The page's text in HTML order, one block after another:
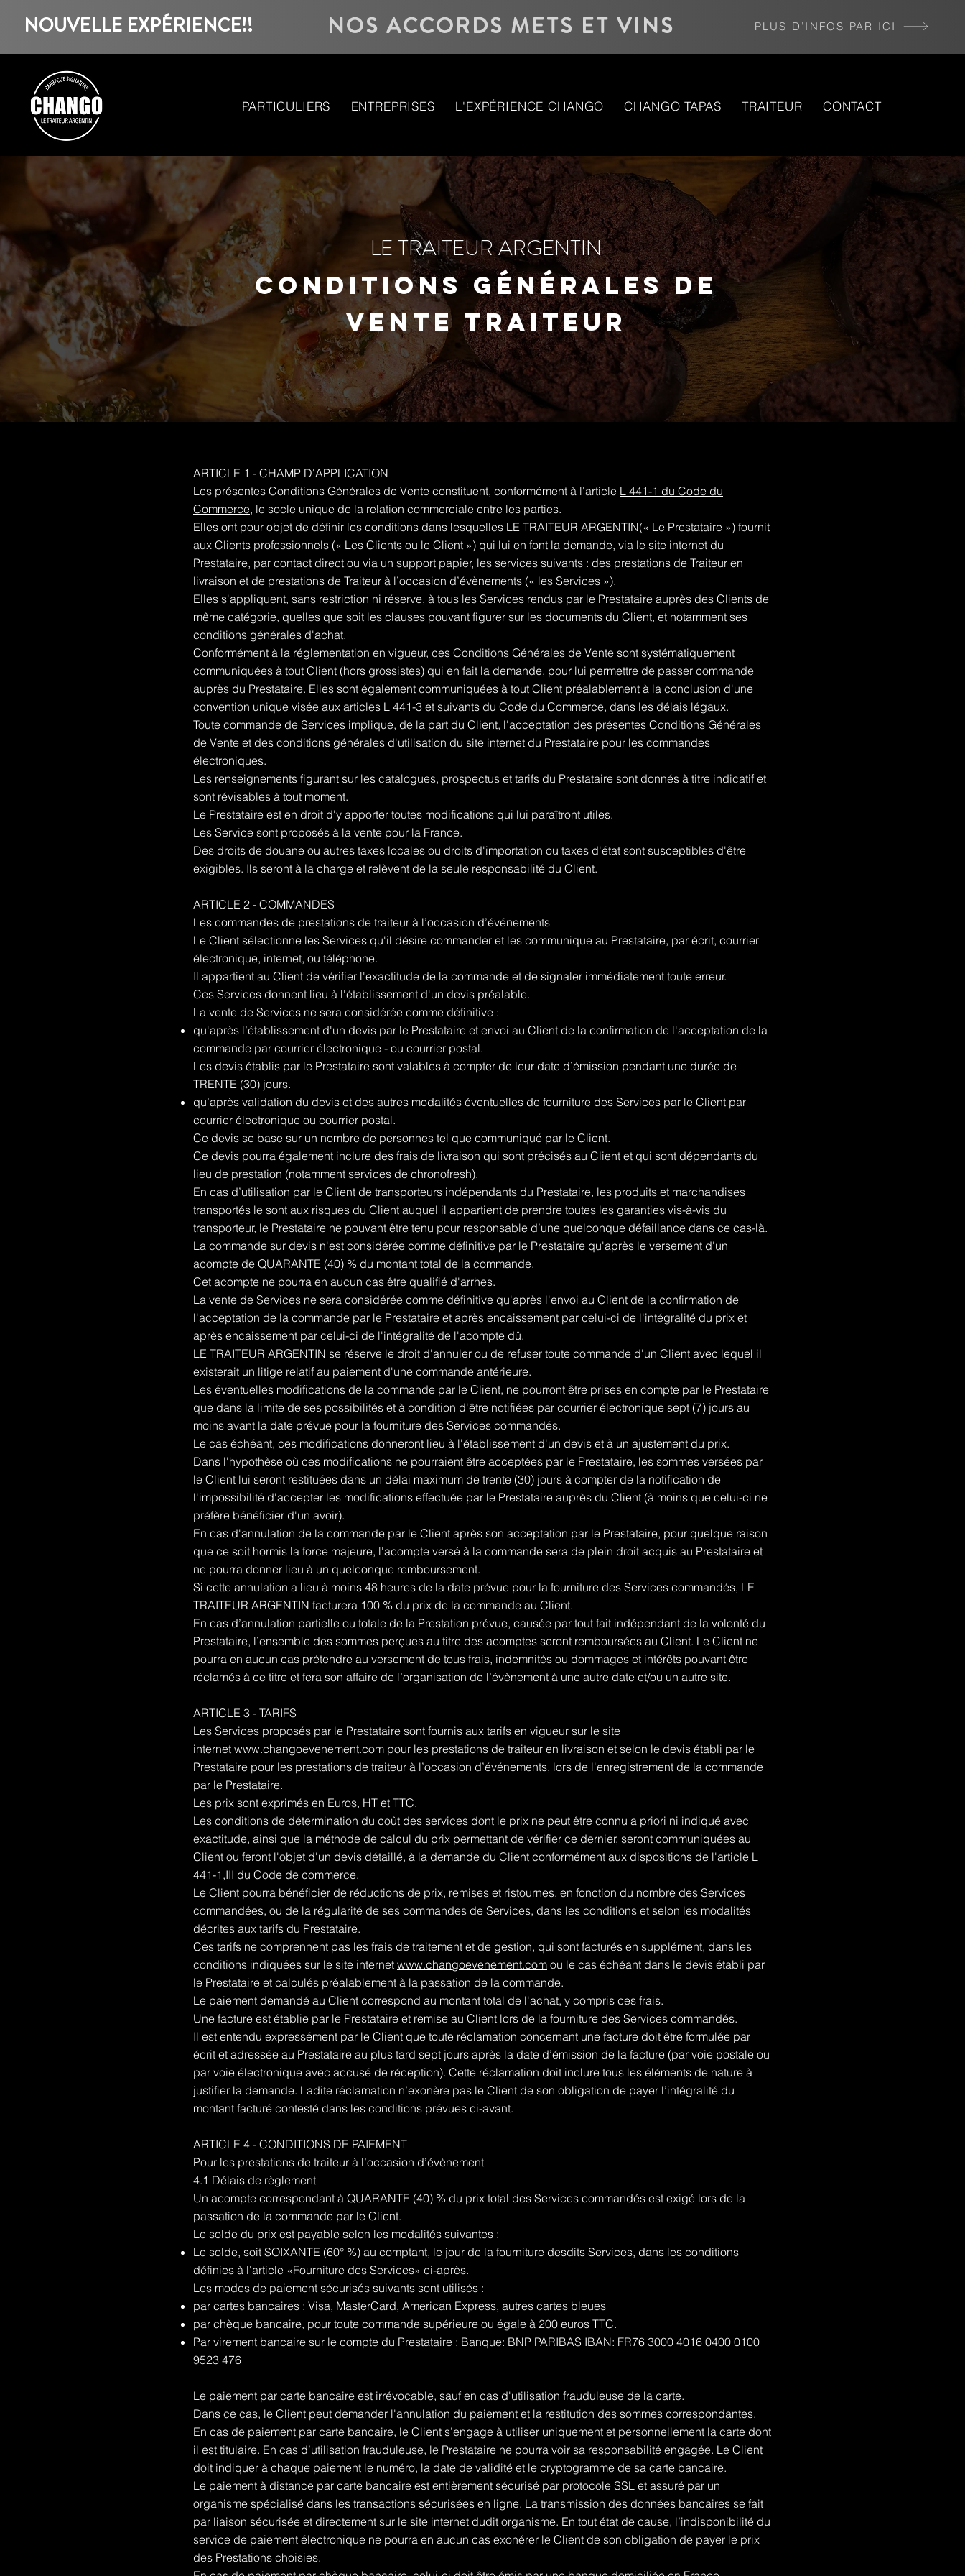
NOS ACCORDS METS ET VINS PLUS D’INFOS PAR ICI
NOUVELLE EXPÉRIENCE!!
PARTICULIERS ENTREPRISES L'EXPÉRIENCE CHANGO CHANGO TAPAS TRAITEUR CONTACT
LE TRAITEUR ARGENTIN
Conditions générales de
vente traiteur
ARTICLE 1 - CHAMP D'APPLICATION
Les présentes Conditions Générales de Vente constituent, conformément à l'article L 441-1 du Code du
Commerce, le socle unique de la relation commerciale entre les parties.
Elles ont pour objet de définir les conditions dans lesquelles LE TRAITEUR ARGENTIN(« Le Prestataire ») fournit
aux Clients professionnels (« Les Clients ou le Client ») qui lui en font la demande, via le site internet du
Prestataire, par contact direct ou via un support papier, les services suivants : des prestations de Traiteur en
livraison et de prestations de Traiteur à l’occasion d’évènements (« les Services »).
Elles s'appliquent, sans restriction ni réserve, à tous les Services rendus par le Prestataire auprès des Clients de
même catégorie, quelles que soit les clauses pouvant figurer sur les documents du Client, et notamment ses
conditions générales d'achat.
Conformément à la réglementation en vigueur, ces Conditions Générales de Vente sont systématiquement
communiquées à tout Client (hors grossistes) qui en fait la demande, pour lui permettre de passer commande
auprès du Prestataire. Elles sont également communiquées à tout Client préalablement à la conclusion d'une
convention unique visée aux articles L 441-3 et suivants du Code du Commerce, dans les délais légaux.
Toute commande de Services implique, de la part du Client, l'acceptation des présentes Conditions Générales
de Vente et des conditions générales d'utilisation du site internet du Prestataire pour les commandes
électroniques.
Les renseignements figurant sur les catalogues, prospectus et tarifs du Prestataire sont donnés à titre indicatif et
sont révisables à tout moment.
Le Prestataire est en droit d'y apporter toutes modifications qui lui paraîtront utiles.
Les Service sont proposés à la vente pour la France.
Des droits de douane ou autres taxes locales ou droits d'importation ou taxes d'état sont susceptibles d'être
exigibles. Ils seront à la charge et relèvent de la seule responsabilité du Client.
ARTICLE 2 - COMMANDES
Les commandes de prestations de traiteur à l’occasion d’événements
Le Client sélectionne les Services qu'il désire commander et les communique au Prestataire, par écrit, courrier
électronique, internet, ou téléphone.
Il appartient au Client de vérifier l'exactitude de la commande et de signaler immédiatement toute erreur.
Ces Services donnent lieu à l'établissement d'un devis préalable.
La vente de Services ne sera considérée comme définitive :
qu'après l’établissement d'un devis par le Prestataire et envoi au Client de la confirmation de l'acceptation de la
commande par courrier électronique - ou courrier postal.
Les devis établis par le Prestataire sont valables à compter de leur date d’émission pendant une durée de
TRENTE (30) jours.
qu’après validation du devis et des autres modalités éventuelles de fourniture des Services par le Client par
courrier électronique ou courrier postal.
Ce devis se base sur un nombre de personnes tel que communiqué par le Client.
Ce devis pourra également inclure des frais de livraison qui sont précisés au Client et qui sont dépendants du
lieu de prestation (notamment services de chronofresh).
En cas d’utilisation par le Client de transporteurs indépendants du Prestataire, les produits et marchandises
transportés le sont aux risques du Client auquel il appartient de prendre toutes les garanties vis-à-vis du
transporteur, le Prestataire ne pouvant être tenu pour responsable d’une quelconque défaillance dans ce cas-là.
La commande sur devis n'est considérée comme définitive par le Prestataire qu'après le versement d'un
acompte de QUARANTE (40) % du montant total de la commande.
Cet acompte ne pourra en aucun cas être qualifié d'arrhes.
La vente de Services ne sera considérée comme définitive qu'après l'envoi au Client de la confirmation de
l'acceptation de la commande par le Prestataire et après encaissement par celui-ci de l'intégralité du prix et
après encaissement par celui-ci de l'intégralité de l'acompte dû.
LE TRAITEUR ARGENTIN se réserve le droit d'annuler ou de refuser toute commande d'un Client avec lequel il
existerait un litige relatif au paiement d'une commande antérieure.
Les éventuelles modifications de la commande par le Client, ne pourront être prises en compte par le Prestataire
que dans la limite de ses possibilités et à condition d'être notifiées par courrier électronique sept (7) jours au
moins avant la date prévue pour la fourniture des Services commandés.
Le cas échéant, ces modifications donneront lieu à l'établissement d'un devis et à un ajustement du prix.
Dans l'hypothèse où ces modifications ne pourraient être acceptées par le Prestataire, les sommes versées par
le Client lui seront restituées dans un délai maximum de trente (30) jours à compter de la notification de
l'impossibilité d'accepter les modifications effectuée par le Prestataire auprès du Client (à moins que celui-ci ne
préfère bénéficier d'un avoir).
En cas d'annulation de la commande par le Client après son acceptation par le Prestataire, pour quelque raison
que ce soit hormis la force majeure, l'acompte versé à la commande sera de plein droit acquis au Prestataire et
ne pourra donner lieu à un quelconque remboursement.
Si cette annulation a lieu à moins 48 heures de la date prévue pour la fourniture des Services commandés, LE
TRAITEUR ARGENTIN facturera 100 % du prix de la commande au Client.
En cas d’annulation partielle ou totale de la Prestation prévue, causée par tout fait indépendant de la volonté du
Prestataire, l’ensemble des sommes perçues au titre des acomptes seront remboursées au Client. Le Client ne
pourra en aucun cas prétendre au versement de tous frais, indemnités ou dommages et intérêts pouvant être
réclamés à ce titre et fera son affaire de l’organisation de l’évènement à une autre date et/ou un autre site.
ARTICLE 3 - TARIFS
Les Services proposés par le Prestataire sont fournis aux tarifs en vigueur sur le site
internet www.changoevenement.com pour les prestations de traiteur en livraison et selon le devis établi par le
Prestataire pour les prestations de traiteur à l’occasion d’événements, lors de l'enregistrement de la commande
par le Prestataire.
Les prix sont exprimés en Euros, HT et TTC.
Les conditions de détermination du coût des services dont le prix ne peut être connu a priori ni indiqué avec
exactitude, ainsi que la méthode de calcul du prix permettant de vérifier ce dernier, seront communiquées au
Client ou feront l'objet d'un devis détaillé, à la demande du Client conformément aux dispositions de l'article L
441-1,III du Code de commerce.
Le Client pourra bénéficier de réductions de prix, remises et ristournes, en fonction du nombre des Services
commandées, ou de la régularité de ses commandes de Services, dans les conditions et selon les modalités
décrites aux tarifs du Prestataire.
Ces tarifs ne comprennent pas les frais de traitement et de gestion, qui sont facturés en supplément, dans les
conditions indiquées sur le site internet www.changoevenement.com ou le cas échéant dans le devis établi par
le Prestataire et calculés préalablement à la passation de la commande.
Le paiement demandé au Client correspond au montant total de l'achat, y compris ces frais.
Une facture est établie par le Prestataire et remise au Client lors de la fourniture des Services commandés.
Il est entendu expressément par le Client que toute réclamation concernant une facture doit être formulée par
écrit et adressée au Prestataire au plus tard sept jours après la date d’émission de la facture (par voie postale ou
par voie électronique avec accusé de réception). Cette réclamation doit inclure tous les éléments de nature à
justifier la demande. Ladite réclamation n’exonère pas le Client de son obligation de payer l’intégralité du
montant facturé contesté dans les conditions prévues ci-avant.
ARTICLE 4 - CONDITIONS DE PAIEMENT
Pour les prestations de traiteur à l’occasion d’évènement
4.1 Délais de règlement
Un acompte correspondant à QUARANTE (40) % du prix total des Services commandés est exigé lors de la
passation de la commande par le Client.
Le solde du prix est payable selon les modalités suivantes :
Le solde, soit SOIXANTE (60° %) au comptant, le jour de la fourniture desdits Services, dans les conditions
définies à l'article «Fourniture des Services» ci-après.
Les modes de paiement sécurisés suivants sont utilisés :
par cartes bancaires : Visa, MasterCard, American Express, autres cartes bleues
par chèque bancaire, pour toute commande supérieure ou égale à 200 euros TTC.
Par virement bancaire sur le compte du Prestataire : Banque: BNP PARIBAS IBAN: FR76 3000 4016 0400 0100
9523 476
Le paiement par carte bancaire est irrévocable, sauf en cas d'utilisation frauduleuse de la carte.
Dans ce cas, le Client peut demander l'annulation du paiement et la restitution des sommes correspondantes.
En cas de paiement par carte bancaire, le Client s’engage à utiliser uniquement et personnellement la carte dont
il est titulaire. En cas d’utilisation frauduleuse, le Prestataire ne pourra voir sa responsabilité engagée. Le Client
doit indiquer à chaque paiement le numéro, la date de validité et le cryptogramme de sa carte bancaire.
Le paiement à distance par carte bancaire est entièrement sécurisé par protocole SSL et assuré par un
organisme spécialisé dans les transactions sécurisées en ligne. La transmission des données bancaires se fait
par liaison sécurisée et directement sur le site internet dudit organisme. En tout état de cause, l’indisponibilité du
service de paiement électronique ne pourra en aucun cas exonérer le Client de son obligation de payer le prix
des Prestations choisies.